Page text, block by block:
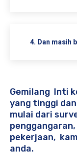
4. Dan masih
Gemilang Inti
yang tinggi
mulai dari
pekerjaan,
anda.